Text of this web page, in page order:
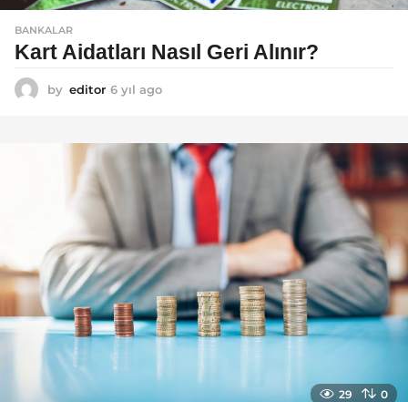
BANKALAR
Kart Aidatları Nasıl Geri Alınır?
by editor 6 yıl ago
l
a
29 0